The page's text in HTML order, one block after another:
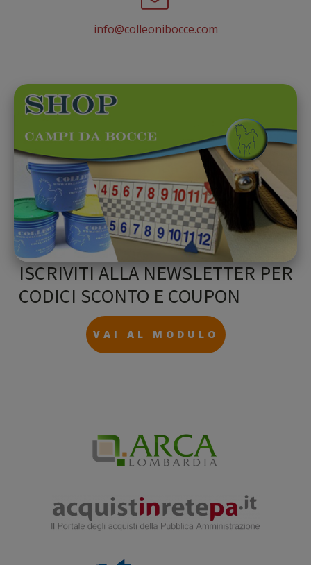
info@colleonibocce.com
ISCRIVITI ALLA NEWSLETTER PER
CODICI SCONTO E COUPON
VAI AL MODULO